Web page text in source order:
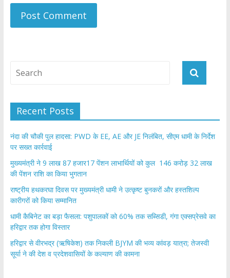
Recent Posts
नंदा की चौकी पुल हादसा: PWD के EE, AE और JE निलंबित, सीएम धामी के निर्देश
पर सख्त कार्रवाई
मुख्यमंत्री ने 9 लाख 87 हजार17 पेंशन लाभार्थियों को कुल 146 करोड़ 32 लाख
की पेंशन राशि का किया भुगतान
राष्ट्रीय हथकरघा दिवस पर मुख्यमंत्री धामी ने उत्कृष्ट बुनकरों और हस्तशिल्प
कारीगरों को किया सम्मानित
​धामी कैबिनेट का बड़ा फैसला: पशुपालकों को 60% तक सब्सिडी, गंगा एक्सप्रेसवे का
हरिद्वार तक होगा विस्तार
​हरिद्वार से वीरभद्र (ऋषिकेश) तक निकली BJYM की भव्य कांवड़ यात्रा; तेजस्वी
सूर्या ने की देश व प्रदेशवासियों के कल्याण की कामना